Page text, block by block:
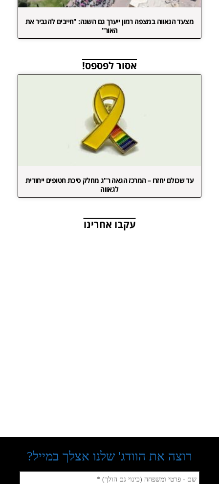
מצעד הגאווה במצפה רמון ייערך גם השנה: "חייבים להגביר את
האור"
אסור לפספס!
עד שכולם יחזרו – המרכז הגאה ר"ג מחלק סיכת חטופים ייחודית
לגאווה
עקבו אחרינו